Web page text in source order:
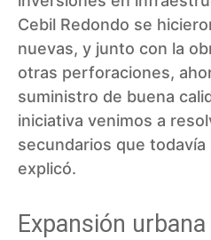
Cebil Redondo se
nuevas, y junto con la
otras perforaciones,
suministro de buena
iniciativa venimos a
secundarios que todavía
explicó.
Expansión